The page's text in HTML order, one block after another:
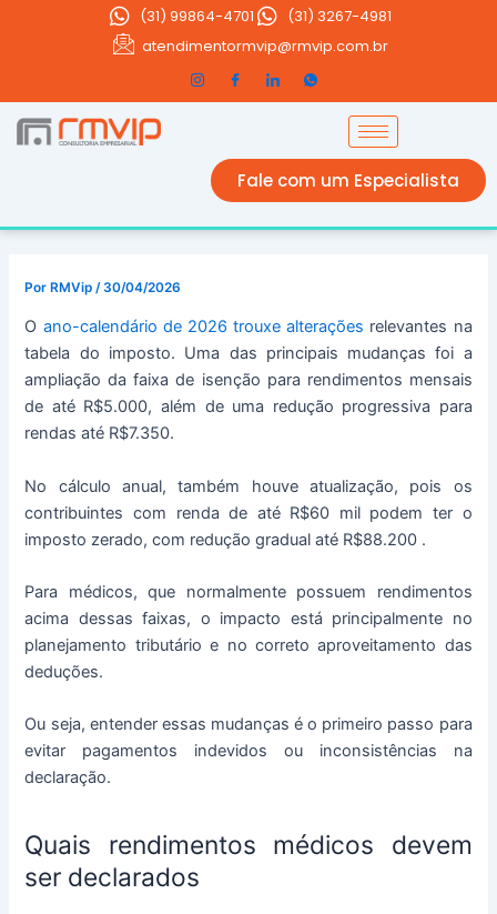
(31) 99864-4701
(31) 3267-4981
atendimentormvip@rmvip.com.br
Fale com um Especialista
PorRMVip /30/04/2026
O ano-calendário de 2026 trouxe alterações relevantes na
tabela do imposto. Uma das principais mudanças foi a
ampliação da faixa de isenção para rendimentos mensais
de até R$5.000, além de uma redução progressiva para
rendas até R$7.350.
No cálculo anual, também houve atualização, pois os
contribuintes com renda de até R$60 mil podem ter o
imposto zerado, com redução gradual até R$88.200 .
Para médicos, que normalmente possuem rendimentos
acima dessas faixas, o impacto está principalmente no
planejamento tributário e no correto aproveitamento das
deduções.
Ou seja, entender essas mudanças é o primeiro passo para
evitar pagamentos indevidos ou inconsistências na
declaração.
Quais rendimentos médicos devem
ser declarados